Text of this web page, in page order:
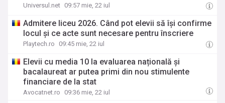
Universul.net 09:57 mie, 22 iul
Admitere liceu 2026. Când pot elevii să își confirme
locul și ce acte sunt necesare pentru înscriere
Playtech.ro 09:45 mie, 22 iul
Elevii cu media 10 la evaluarea națională și
bacalaureat ar putea primi din nou stimulente
financiare de la stat
Avocatnet.ro 09:36 mie, 22 iul